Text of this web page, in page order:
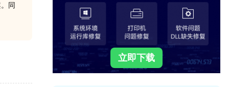
同
立即下载